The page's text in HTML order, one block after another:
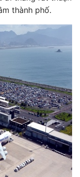
thành phố.